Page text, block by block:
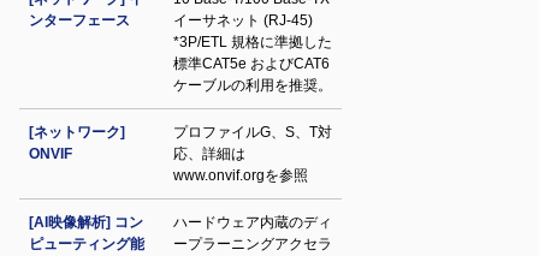
ンターフェース
イーサネット (RJ-45)
*3P/ETL 規格に準拠した
標準CAT5e およびCAT6
ケーブルの利用を推奨。
[ネットワーク]
ONVIF
プロファイルG、S、T対
応、詳細は
www.onvif.orgを参照
[AI映像解析] コン
ピューティング能
ハードウェア内蔵のディ
ープラーニングアクセラ